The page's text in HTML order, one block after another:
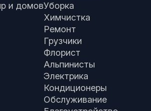
и домовУборка
Химчистка
Ремонт
Грузчики
Флорист
Альпинисты
Электрика
Кондиционеры
Обслуживание